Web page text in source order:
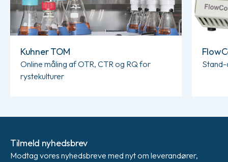
Kuhner TOM
Online måling af OTR, CTR og RQ for
rystekulturer
Stand-
Tilmeld nyhedsbrev
Modtag vores nyhedsbreve med nyt om leverandører,